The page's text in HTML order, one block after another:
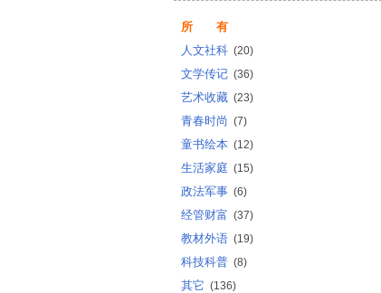
所 有
人文社科 (20)
文学传记 (36)
艺术收藏 (23)
青春时尚 (7)
童书绘本 (12)
生活家庭 (15)
政法军事 (6)
经管财富 (37)
教材外语 (19)
科技科普 (8)
其它 (136)